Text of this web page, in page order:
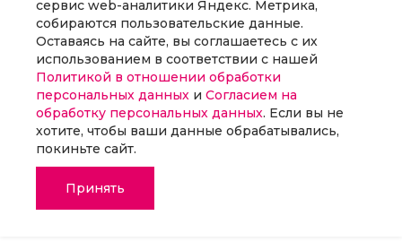
сервис web-аналитики Яндекс. Метрика,
собираются пользовательские данные.
Оставаясь на сайте, вы соглашаетесь с их
использованием в соответствии с нашей
Политикой в отношении обработки
персональных данных и Согласием на
обработку персональных данных. Если вы не
хотите, чтобы ваши данные обрабатывались,
покиньте сайт.
Принять